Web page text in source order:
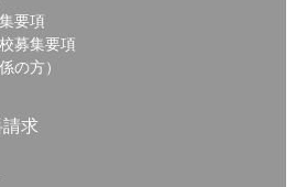
要項
募集要項
の方）
求